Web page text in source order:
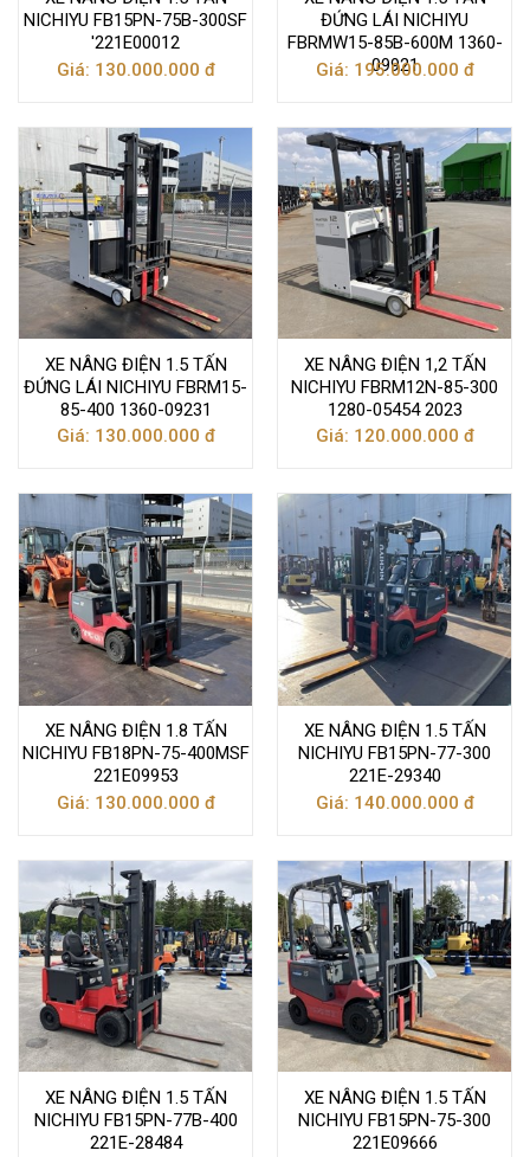
NICHIYU FB15PN-75B-300SF
'221E00012
Giá: 130.000.000 đ
ĐỨNG LÁI NICHIYU
FBRMW15-85B-600M 1360-
09921
Giá: 195.000.000 đ
XE NÂNG ĐIỆN 1.5 TẤN
ĐỨNG LÁI NICHIYU FBRM15-
85-400 1360-09231
Giá: 130.000.000 đ
XE NÂNG ĐIỆN 1,2 TẤN
NICHIYU FBRM12N-85-300
1280-05454 2023
Giá: 120.000.000 đ
XE NÂNG ĐIỆN 1.8 TẤN
NICHIYU FB18PN-75-400MSF
221E09953
Giá: 130.000.000 đ
XE NÂNG ĐIỆN 1.5 TẤN
NICHIYU FB15PN-77-300
221E-29340
Giá: 140.000.000 đ
XE NÂNG ĐIỆN 1.5 TẤN
NICHIYU FB15PN-77B-400
221E-28484
XE NÂNG ĐIỆN 1.5 TẤN
NICHIYU FB15PN-75-300
221E09666